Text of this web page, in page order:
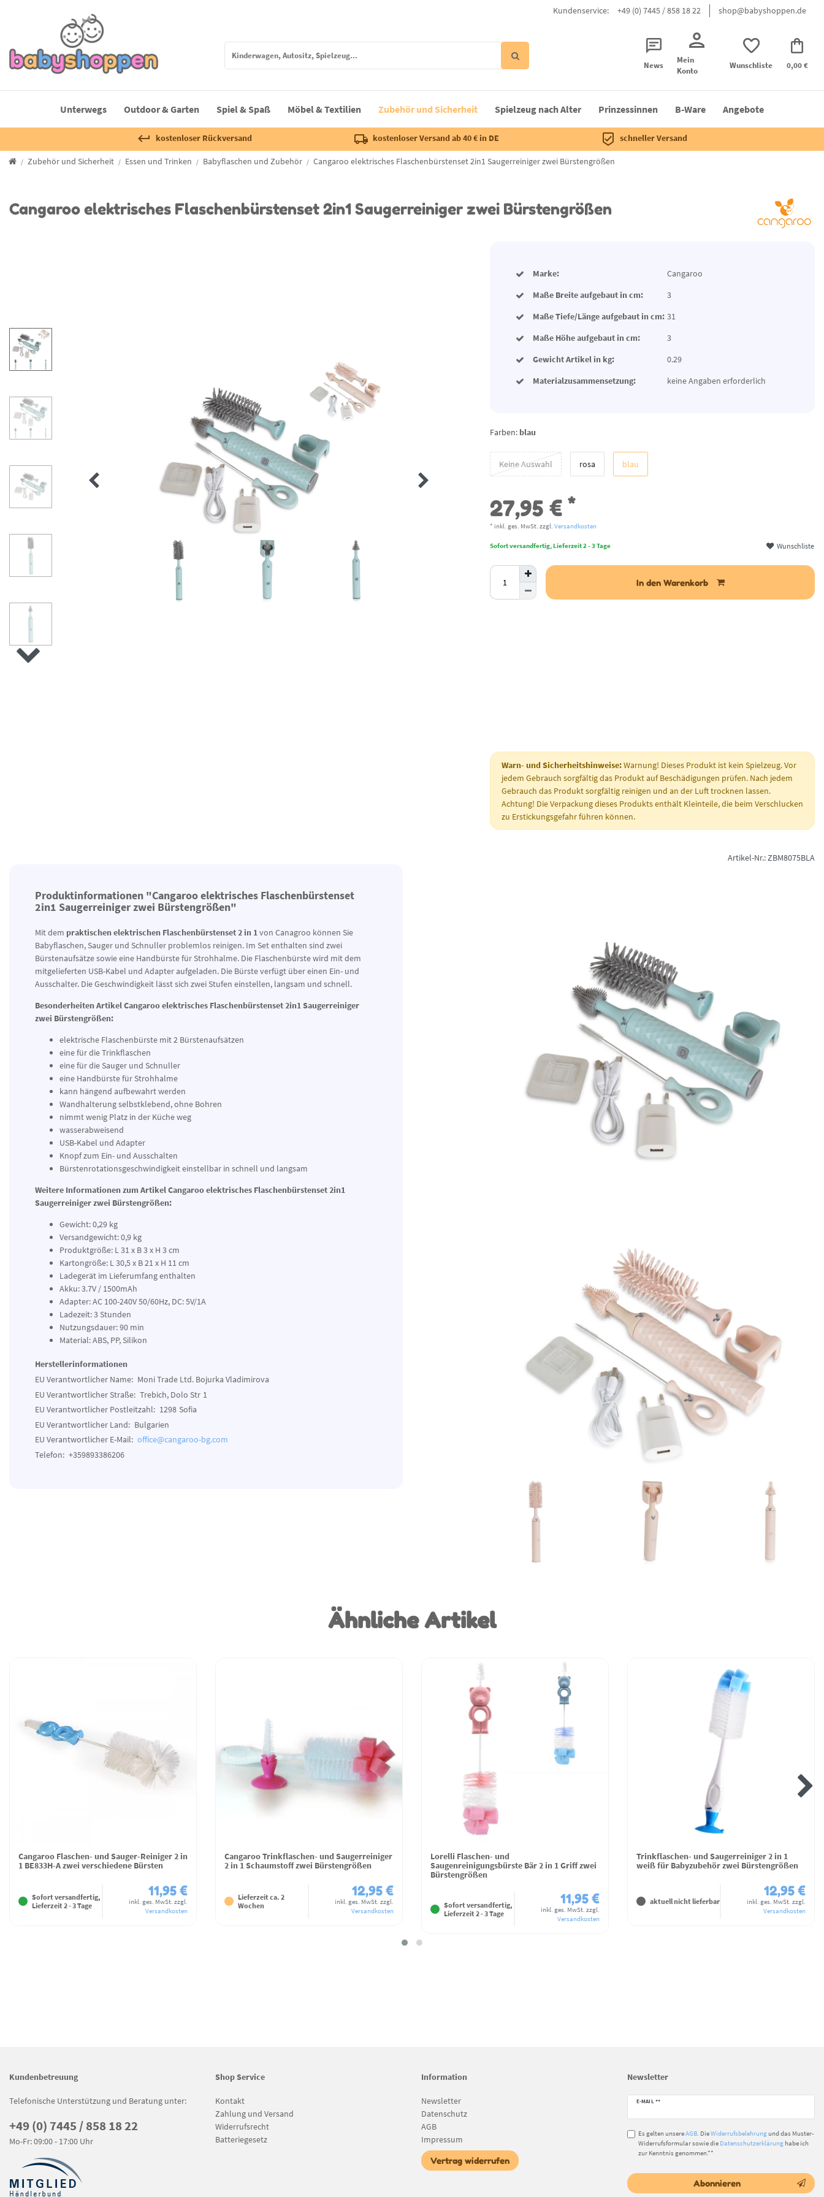
Kundenservice: +49 (0) 7445 / 858 18 22 shop@babyshoppen.de
News
Mein
Konto
Wunschliste 0,00 €
Unterwegs Outdoor & Garten Spiel & Spaß Möbel & Textilien Zubehör und Sicherheit Spielzeug nach Alter Prinzessinnen B-Ware Angebote
kostenloser Rückversand kostenloser Versand ab 40 € in DE schneller Versand
Zubehör und Sicherheit Essen und Trinken Babyflaschen und Zubehör Cangaroo elektrisches Flaschenbürstenset 2in1 Saugerreiniger zwei Bürstengrößen
Cangaroo elektrisches Flaschenbürstenset 2in1 Saugerreiniger zwei Bürstengrößen
Marke:
Cangaroo
Maße Breite aufgebaut in cm:
3
Maße Tiefe/Länge aufgebaut in cm: 31
Maße Höhe aufgebaut in cm:
3
Gewicht Artikel in kg:
0.29
Materialzusammensetzung:
keine Angaben erforderlich
Farben: blau
Keine Auswahl rosa blau
27,95 € *
* inkl. ges. MwSt. zzgl. Versandkosten
Sofort versandfertig, Lieferzeit 2 - 3 Tage Wunschliste
In den Warenkorb
Warn- und Sicherheitshinweise:Warnung! Dieses Produkt ist kein Spielzeug. Vor
jedem Gebrauch sorgfältig das Produkt auf Beschädigungen prüfen. Nach jedem
Gebrauch das Produkt sorgfältig reinigen und an der Luft trocknen lassen.
Achtung! Die Verpackung dieses Produkts enthält Kleinteile, die beim Verschlucken
zu Erstickungsgefahr führen können.
Artikel-Nr.: ZBM8075BLA
Produktinformationen "Cangaroo elektrisches Flaschenbürstenset
2in1 Saugerreiniger zwei Bürstengrößen"
Mit dem praktischen elektrischen Flaschenbürstenset 2 in 1von Canagroo können Sie
Babyflaschen, Sauger und Schnuller problemlos reinigen. Im Set enthalten sind zwei
Bürstenaufsätze sowie eine Handbürste für Strohhalme. Die Flaschenbürste wird mit dem
mitgelieferten USB-Kabel und Adapter aufgeladen. Die Bürste verfügt über einen Ein- und
Ausschalter. Die Geschwindigkeit lässt sich zwei Stufen einstellen, langsam und schnell.
Besonderheiten Artikel Cangaroo elektrisches Flaschenbürstenset 2in1 Saugerreiniger
zwei Bürstengrößen:
elektrische Flaschenbürste mit 2 Bürstenaufsätzen
eine für die Trinkflaschen
eine für die Sauger und Schnuller
eine Handbürste für Strohhalme
kann hängend aufbewahrt werden
Wandhalterung selbstklebend, ohne Bohren
nimmt wenig Platz in der Küche weg
wasserabweisend
USB-Kabel und Adapter
Knopf zum Ein- und Ausschalten
Bürstenrotationsgeschwindigkeit einstellbar in schnell und langsam
Weitere Informationen zum Artikel Cangaroo elektrisches Flaschenbürstenset 2in1
Saugerreiniger zwei Bürstengrößen:
Gewicht: 0,29 kg
Versandgewicht: 0,9 kg
Produktgröße: L 31 x B 3 x H 3 cm
Kartongröße: L 30,5 x B 21 x H 11 cm
Ladegerät im Lieferumfang enthalten
Akku: 3.7V / 1500mAh
Adapter: AC 100-240V 50/60Hz, DC: 5V/1A
Ladezeit: 3 Stunden
Nutzungsdauer: 90 min
Material: ABS, PP, Silikon
Herstellerinformationen
EU Verantwortlicher Name: Moni Trade Ltd. Bojurka Vladimirova
EU Verantwortlicher Straße: Trebich, Dolo Str 1
EU Verantwortlicher Postleitzahl: 1298 Sofia
EU Verantwortlicher Land: Bulgarien
EU Verantwortlicher E-Mail: office@cangaroo-bg.com
Telefon: +359893386206
Ähnliche Artikel
Cangaroo Flaschen- und Sauger-Reiniger 2 in
1 BE833H-A zwei verschiedene Bürsten
Sofort versandfertig,
Lieferzeit 2 - 3 Tage
11,95 €
inkl. ges. MwSt. zzgl.
Versandkosten
Cangaroo Trinkflaschen- und Saugerreiniger
2 in 1 Schaumstoff zwei Bürstengrößen
Lieferzeit ca. 2
Wochen
12,95 €
inkl. ges. MwSt. zzgl.
Versandkosten
Lorelli Flaschen- und
Saugenreinigungsbürste Bär 2 in 1 Griff zwei
Bürstengrößen
Sofort versandfertig,
Lieferzeit 2 - 3 Tage
11,95 €
inkl. ges. MwSt. zzgl.
Versandkosten
Trinkflaschen- und Saugerreiniger 2 in 1
weiß für Babyzubehör zwei Bürstengrößen
aktuell nicht lieferbar
12,95 €
inkl. ges. MwSt. zzgl.
Versandkosten
Kundenbetreuung
Telefonische Unterstützung und Beratung unter:
+49 (0) 7445 / 858 18 22
Mo-Fr: 09:00 - 17:00 Uhr
Shop Service
Kontakt
Zahlung und Versand
Widerrufsrecht
Batteriegesetz
Information
Newsletter
Datenschutz
AGB
Impressum
Vertrag widerrufen
Newsletter
E-MAIL **
Newsletter
Es gelten unsereAGB. DieWiderrufsbelehrungund das Muster-
Widerrufsformular sowie die Datenschutzerklärunghabe ich
zur Kenntnis genommen.**
Abonnieren